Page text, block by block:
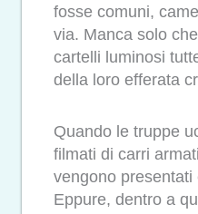
fosse comuni,
via. Manca solo
cartelli luminosi
della loro efferata
Quando le truppe
filmati di carri
vengono
Eppure, dentro a